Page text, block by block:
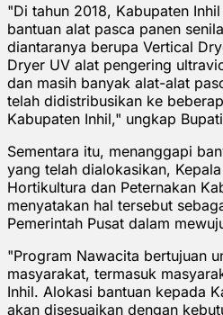
"Di tahun 2018, Kabupaten
bantuan alat pasca panen
diantaranya berupa Vertical
Dryer UV alat pengering
dan masih banyak alat-alat
telah didistribusikan ke
Kabupaten Inhil," ungkap
Sementara itu, menanggapi
yang telah dialokasikan,
Hortikultura dan Peternakan
menyatakan hal tersebut
Pemerintah Pusat dalam
"Program Nawacita bertujuan
masyarakat, termasuk
Inhil. Alokasi bantuan kepada
akan disesuaikan dengan